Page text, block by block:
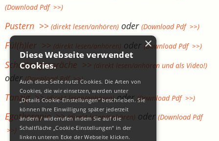
(Download Pdf >>)
Pustern >> (direkt lesen/anhören) oder(Download Pdf >>)
Fül(h)ler >> (direkt lesen/anhören) oder (Download Pdf >>)
Schattengespräche >> (direkt lesen/anhören und als Video!)
oder(Download Pdf >>)
Tanzig >>(direkt lesen/anhören)oder (Download Pdf >>)
Egotherapie >>(direkt lesen/anhören) oder(Download Pdf
>>)
×
Diese Webseite verwendet
Cookies.
Auch diese Seite nutzt Cookies. Die Arten von
Cookies, die wir einsetzen, werden unter
„Details Cookie-Einstellungen“ beschrieben. Sie
können Ihre Einwilligung später jederzeit
ändern / widerrufen indem Sie auf die
Schaltfläche „Cookie-Einstellungen“ in der
linken unteren Ecke der Webseite klicken.